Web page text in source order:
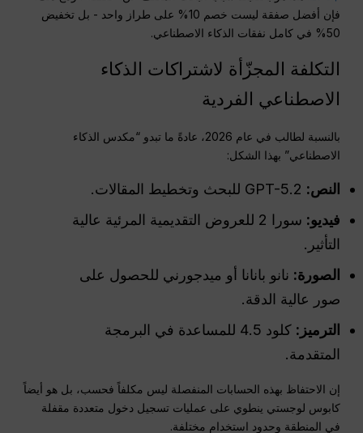
فإن أفضل صفقة ليست خصم 10% على طراز واحد - بل تخفيض
50% في كامل نفقات الذكاء الاصطناعي.
التكلفة المجزّأة لاشتراكات الذكاء
الاصطناعي الفردية
بالنسبة لطالب في عام 2026، عادةً ما تبدو “مكدس الذكاء
الاصطناعي” بهذا الشكل:
النص:
فيديو:
سورا 2 للعروض التقديمية المرئية عالية
التأثير.
الصورة: نانو بانانا أو ميدجورني للحصول على
صور عالية الدقة.
الترميز:
كلود 4.5 للمساعدة في البرمجة
المتقدمة.
إن الاحتفاظ بهذه الحسابات المنفصلة ليس مكلفاً فحسب، بل هو أيضاً
كابوس لوجستي ينطوي على عمليات تسجيل دخول متعددة مقفلة
في المنطقة وحدود استخدام مختلفة.